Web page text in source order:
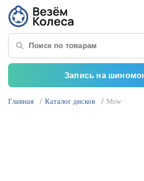
Запись на
Главная Каталог дисков Msw